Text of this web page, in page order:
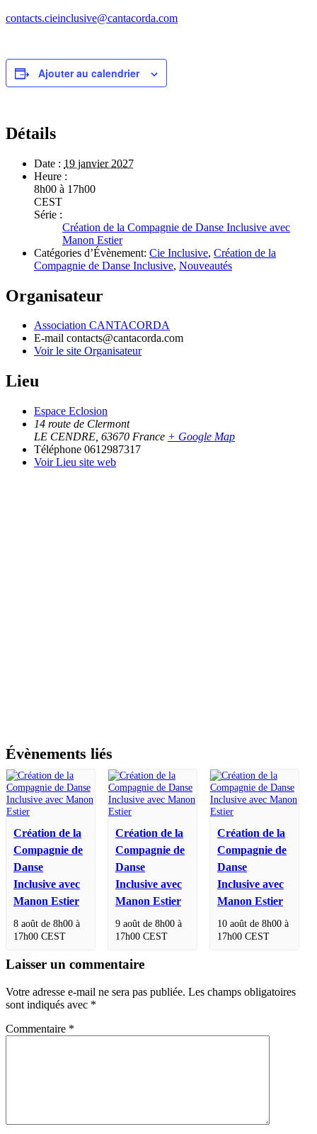
contacts.cieinclusive@cantacorda.com
Ajouter au calendrier
Détails
Date : 19 janvier 2027
Heure :
8h00 à 17h00
CEST
Série :
Création de la Compagnie de Danse Inclusive avec
Manon Estier
Catégories d’Évènement: Cie Inclusive, Création de la
Compagnie de Danse Inclusive, Nouveautés
Organisateur
Association CANTACORDA
E-mail contacts@cantacorda.com
Voir le site Organisateur
Lieu
Espace Eclosion
14 route de Clermont
LE CENDRE 63670 France + Google Map
Téléphone 0612987317
Voir Lieu site web
Évènements liés
Création de la
Compagnie de
Danse
Inclusive avec
Manon Estier
8 août de 8h00à
17h00 CEST
Création de la
Compagnie de
Danse
Inclusive avec
Manon Estier
9 août de 8h00à
17h00 CEST
Création de la
Compagnie de
Danse
Inclusive avec
Manon Estier
10 août de 8h00à
17h00 CEST
Laisser un commentaire
Votre adresse e-mail ne sera pas publiée. Les champs obligatoires
sont indiqués avec *
Commentaire *